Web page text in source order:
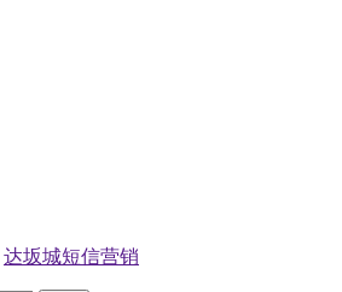
达坂城短信营销